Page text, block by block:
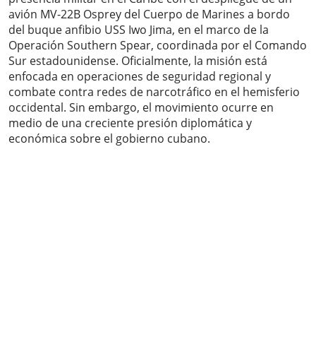
avión MV-22B Osprey del Cuerpo de Marines a bordo
del buque anfibio USS Iwo Jima, en el marco de la
Operación Southern Spear, coordinada por el Comando
Sur estadounidense. Oficialmente, la misión está
enfocada en operaciones de seguridad regional y
combate contra redes de narcotráfico en el hemisferio
occidental. Sin embargo, el movimiento ocurre en
medio de una creciente presión diplomática y
económica sobre el gobierno cubano.